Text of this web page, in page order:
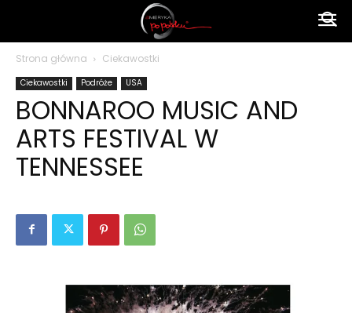
polsku
Strona główna Ciekawostki
Ciekawostki Podróże USA
BONNAROO MUSIC AND
ARTS FESTIVAL W
TENNESSEE